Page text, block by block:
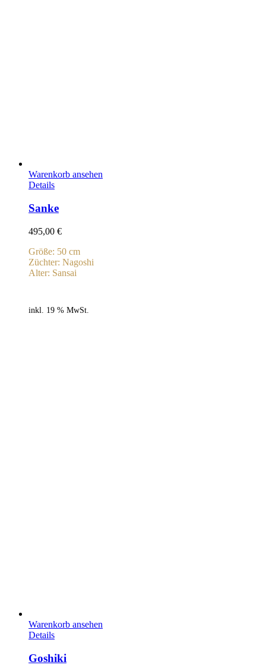
Warenkorb ansehen
Details
Sanke
495,00 €
Größe: 50 cm
Züchter: Nagoshi
Alter: Sansai
inkl. 19 % MwSt.
Warenkorb ansehen
Details
Goshiki